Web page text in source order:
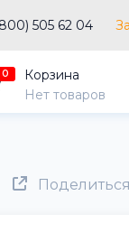
505 62 04
0
Корзина
Нет товаров